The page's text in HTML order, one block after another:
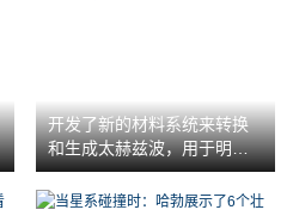
开发了新的材料系统来转换
和生成太赫兹波，用于明天
的技术